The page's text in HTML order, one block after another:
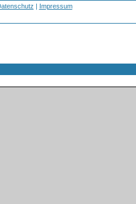
| Impressum